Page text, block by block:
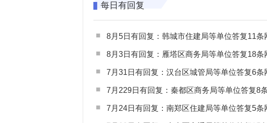
每日有回复
8月5日有回复：韩城市住建局等单位答复11条网民
8月3日有回复：雁塔区商务局等单位答复18条网民
7月31日有回复：汉台区城管局等单位答复6条网民
7月229日有回复：秦都区商务局等单位答复8条网民
7月24日有回复：南郑区住建局等单位答复5条网民